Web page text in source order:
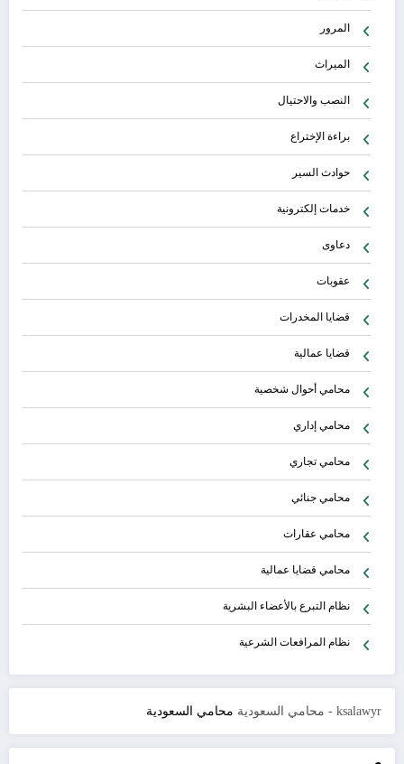
المرور
الميراث
النصب والاحتيال
براءة الإختراع
حوادث السير
خدمات إلكترونية
دعاوى
عقوبات
قضايا المخدرات
قضايا عمالية
محامي أحوال شخصية
محامي إداري
محامي تجاري
محامي جنائي
محامي عقارات
محامي قضايا عمالية
نظام التبرع بالأعضاء البشرية
نظام المرافعات الشرعية
ksalawyr - محامي السعودية محامي السعودية